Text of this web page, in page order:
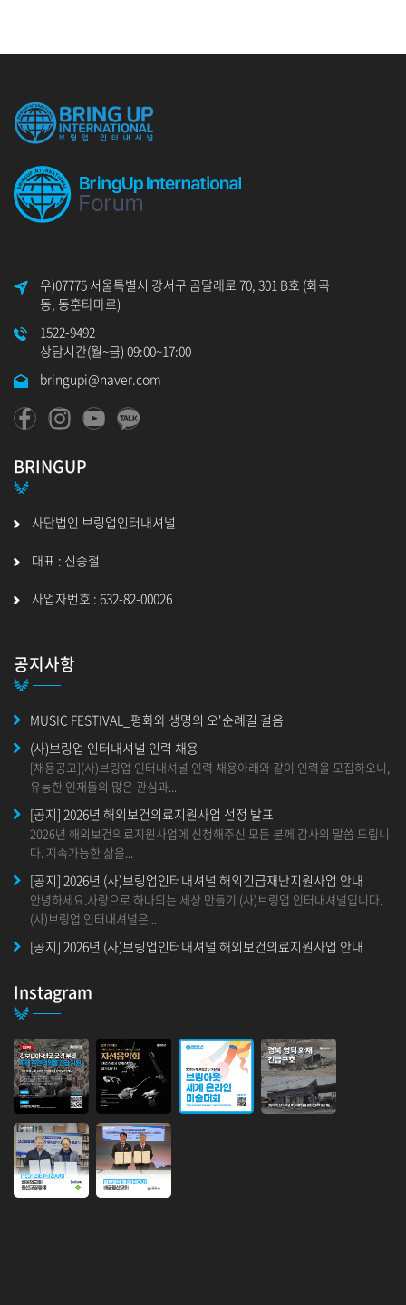
우)07775 서울특별시 강서구 곰달래로 70, 301 B호 (화곡
동, 동훈타마르)
1522-9492
상담시간(월~금) 09:00~17:00
bringupi@naver.com
BRINGUP
사단법인 브링업인터내셔널
대표 : 신승철
사업자번호 : 632-82-00026
공지사항
MUSIC FESTIVAL_평화와 생명의 오'순례길 걸음
(사)브링업 인터내셔널 인력 채용
[채용공고](사)브링업 인터내셔널 인력 채용아래와 같이 인력을 모집하오니,
유능한 인재들의 많은 관심과...
[공지] 2026년 해외보건의료지원사업 선정 발표
2026년 해외보건의료지원사업에 신청해주신 모든 분께 감사의 말씀 드립니
다. 지속가능한 삶을...
[공지] 2026년 (사)브링업인터내셔널 해외긴급재난지원사업 안내
안녕하세요.사랑으로 하나되는 세상 만들기 (사)브링업 인터내셔널입니다.
(사)브링업 인터내셔널은...
[공지] 2026년 (사)브링업인터내셔널 해외보건의료지원사업 안내
다. 2025년부터&nbs...
인도사업본부 설립 행사
업본부로 승격하게 되었음을 기쁜...
Instagram